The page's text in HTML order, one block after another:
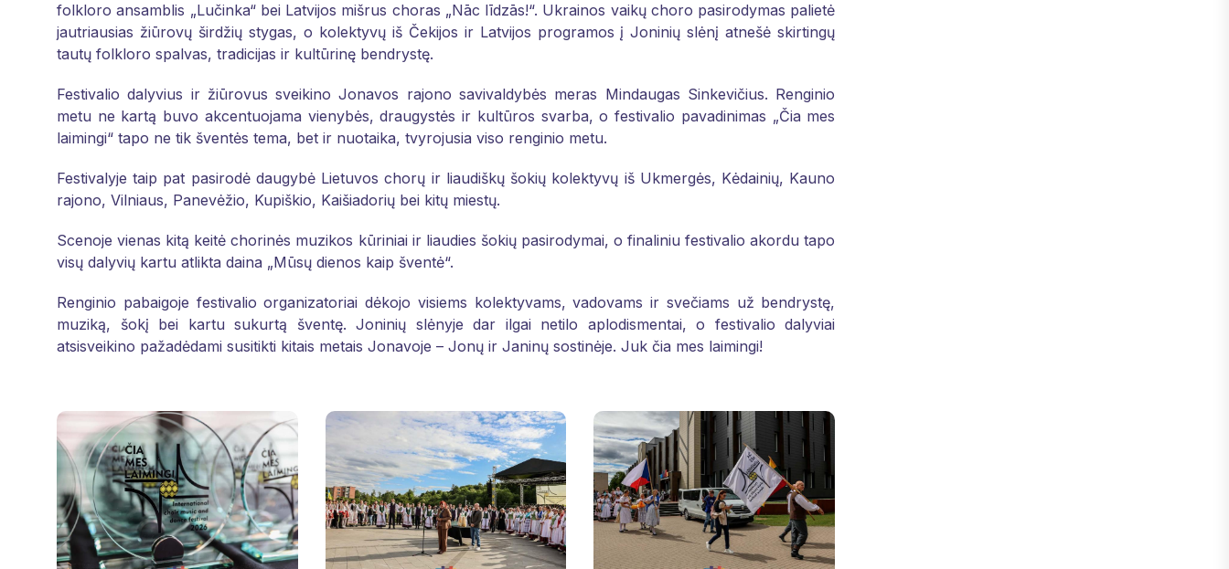
folkloro ansamblis „Lučinka“ bei Latvijos mišrus choras „Nāc līdzās!“. Ukrainos vaikų choro pasirodymas palietė
jautriausias žiūrovų širdžių stygas, o kolektyvų iš Čekijos ir Latvijos programos į Joninių slėnį atnešė skirtingų
tautų folkloro spalvas, tradicijas ir kultūrinę bendrystę.
Festivalio dalyvius ir žiūrovus sveikino Jonavos rajono savivaldybės meras Mindaugas Sinkevičius. Renginio
metu ne kartą buvo akcentuojama vienybės, draugystės ir kultūros svarba, o festivalio pavadinimas „Čia mes
laimingi“ tapo ne tik šventės tema, bet ir nuotaika, tvyrojusia viso renginio metu.
Festivalyje taip pat pasirodė daugybė Lietuvos chorų ir liaudiškų šokių kolektyvų iš Ukmergės, Kėdainių, Kauno
rajono, Vilniaus, Panevėžio, Kupiškio, Kaišiadorių bei kitų miestų.
Scenoje vienas kitą keitė chorinės muzikos kūriniai ir liaudies šokių pasirodymai, o finaliniu festivalio akordu tapo
visų dalyvių kartu atlikta daina „Mūsų dienos kaip šventė“.
Renginio pabaigoje festivalio organizatoriai dėkojo visiems kolektyvams, vadovams ir svečiams už bendrystę,
muziką, šokį bei kartu sukurtą šventę. Joninių slėnyje dar ilgai netilo aplodismentai, o festivalio dalyviai
atsisveikino pažadėdami susitikti kitais metais Jonavoje – Jonų ir Janinų sostinėje. Juk čia mes laimingi!